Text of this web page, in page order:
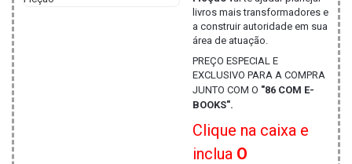
livros mais transformadores e
a construir autoridade em sua
área de atuação.
PREÇO ESPECIAL E
EXCLUSIVO PARA A COMPRA
JUNTO COM O "86 COM E-
BOOKS".
Clique na caixa e
inclua O